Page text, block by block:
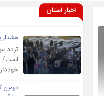
اخبار استان
هشدار
تردد
است/